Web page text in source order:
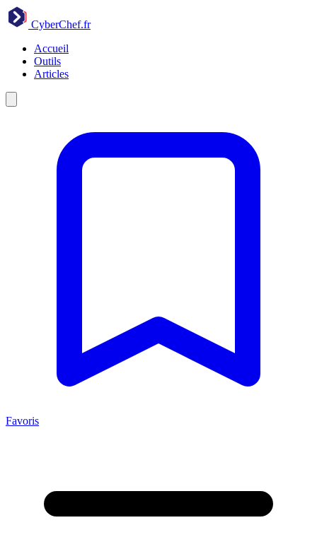
CyberChef.fr
Accueil
Outils
Articles
Favoris